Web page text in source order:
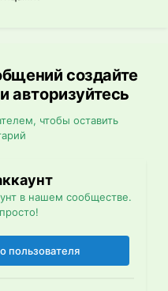
создайте
авторизуйтесь
чтобы оставить
в нашем сообществе.
пользователя